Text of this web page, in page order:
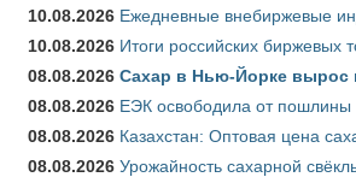
10.08.2026 Ежедневные внебиржевые
10.08.2026 Итоги российских биржевых
08.08.2026 Сахар в Нью-Йорке вырос
08.08.2026 ЕЭК освободила от пошлины
08.08.2026 Казахстан: Оптовая цена
08.08.2026 Урожайность сахарной